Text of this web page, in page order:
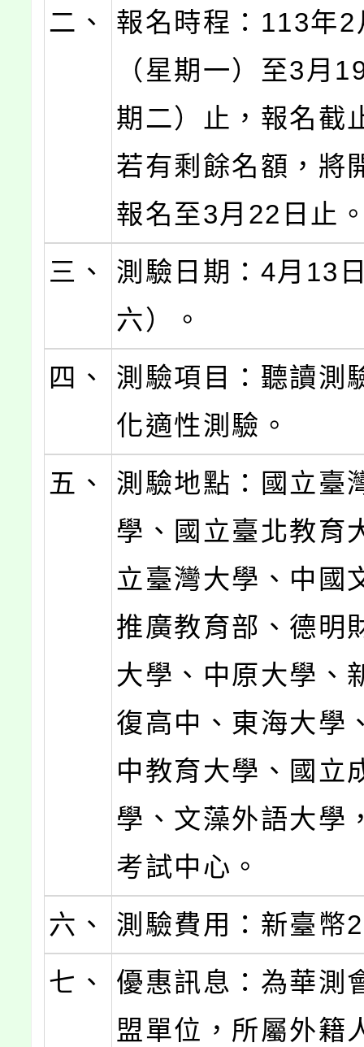
二、
報名時程：113年
（星期一）至3月
期二）止，報名截
若有剩餘名額，將
報名至3月22日止
三、
測驗日期：4月13
六）。
四、
測驗項目：聽讀測
化適性測驗。
五、
測驗地點：國立臺
學、國立臺北教育
立臺灣大學、中國
推廣教育部、德明
大學、中原大學、
復高中、東海大學
中教育大學、國立
學、文藻外語大學
考試中心。
六、
測驗費用：新臺幣
七、
優惠訊息：為華測
盟單位，所屬外籍